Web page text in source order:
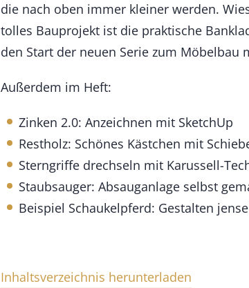
2
0
1
g
e
die nach oben immer kleiner werden.
tolles Bauprojekt ist die praktische
den Start der neuen Serie zum Möbelbau
Außerdem im Heft:
Zinken 2.0: Anzeichnen mit SketchUp
Restholz: Schönes Kästchen mit
Sterngriffe drechseln mit Karussell-
Staubsauger: Absauganlage selbst
Beispiel Schaukelpferd: Gestalten
Inhaltsverzeichnis herunterladen